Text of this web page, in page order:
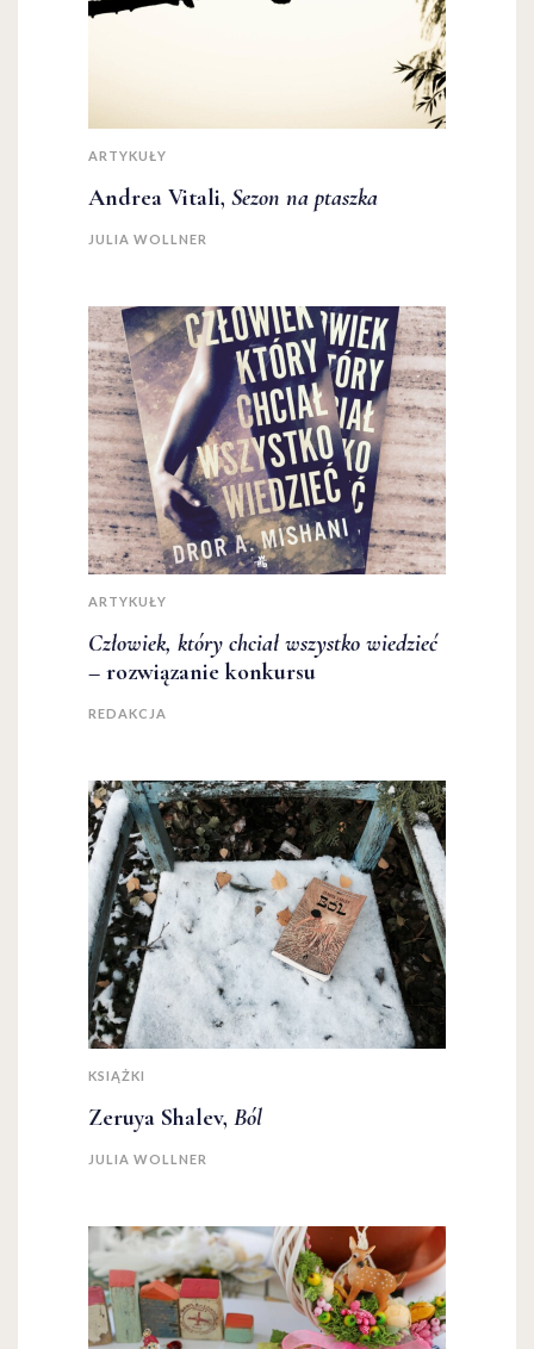
ARTYKUŁY
Andrea Vitali, Sezon na ptaszka
JULIA WOLLNER
ARTYKUŁY
Człowiek, który chciał wszystko wiedzieć
– rozwiązanie konkursu
REDAKCJA
KSIĄŻKI
Zeruya Shalev, Ból
JULIA WOLLNER